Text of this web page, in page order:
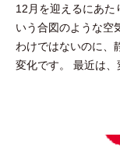
吉
田
豪
12月を迎えるにあた
いう合図のような空
わけではないのに、
変化です。 最近は、